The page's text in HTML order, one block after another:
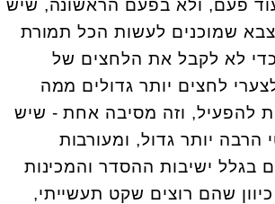
עוד פעם, ולא בפעם הראשונה, שיש
שמוכנים לעשות הכל תמורת
לא לקבל את הלחצים של
לחצים יותר גדולים ממה
להפעיל, וזה מסיבה אחת - שיש
הרבה יותר גדול, ומעורבות
בגלל ישיבות ההסדר והמכינות
שהם רוצים שקט תעשייתי,